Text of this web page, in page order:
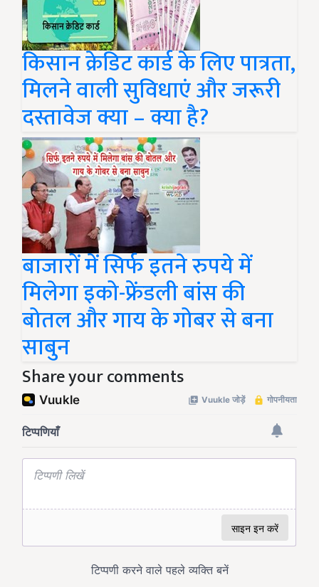
किसान क्रेडिट कार्ड के लिए पात्रता,
मिलने वाली सुविधाएं और जरूरी
दस्तावेज क्या – क्या है?
बाजारों में सिर्फ इतने रुपये में
मिलेगा इको-फ्रेंडली बांस की
बोतल और गाय के गोबर से बना
साबुन
Share your comments